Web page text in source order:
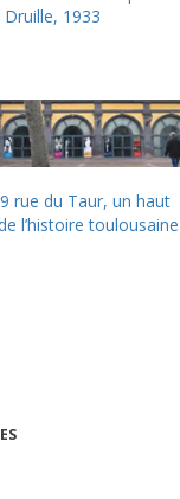
Druille, 1933
rue du Taur, un haut
l’histoire toulousaine